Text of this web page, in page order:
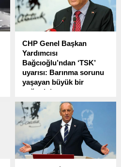
CHP Genel Başkan
Yardımcısı
Bağcıoğlu’ndan ‘TSK’
uyarısı: Barınma sorunu
yaşayan büyük bir
çoğunluk var
CHP Genel Başkan
Yardımcısı Yankı Bağcıoğlu,
yanlış ekonomik politikalar
ve askeri personele
sağlanan sosyal
imkânlardaki gerilemeler